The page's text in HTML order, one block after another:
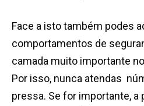
Face a isto também podes
comportamentos de
camada muito importante
Por isso, nunca atendas
pressa. Se for importante, a